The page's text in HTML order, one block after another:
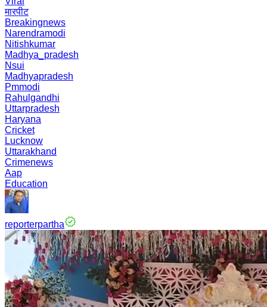
मारपीट
Breakingnews
Narendramodi
Nitishkumar
Madhya_pradesh
Nsui
Madhyapradesh
Pmmodi
Rahulgandhi
Uttarpradesh
Haryana
Cricket
Lucknow
Uttarakhand
Crimenews
Aap
Education
reporterpartha